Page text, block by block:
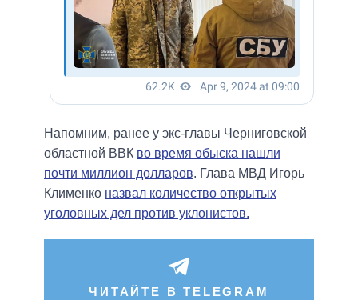
Напомним, ранее у экс-главы Черниговской
областной ВВК во время обыска нашли
почти миллион долларов. Глава МВД Игорь
Клименко назвал количество открытых
уголовных дел против уклонистов.
ЧИТАЙТЕ В TELEGRAM